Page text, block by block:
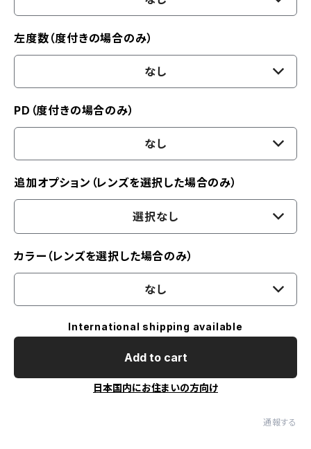
左度数（度付きの場合のみ）
なし
PD（度付きの場合のみ）
なし
追加オプション（レンズを選択した場合のみ）
選択なし
カラー（レンズを選択した場合のみ）
なし
International shipping available
Add to cart
日本国内にお住まいの方向け
通報する